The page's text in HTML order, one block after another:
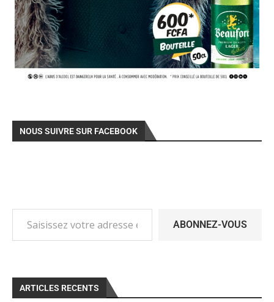
NOUS SUIVRE SUR FACEBOOK
ABONNEZ-VOUS
ARTICLES RECENTS